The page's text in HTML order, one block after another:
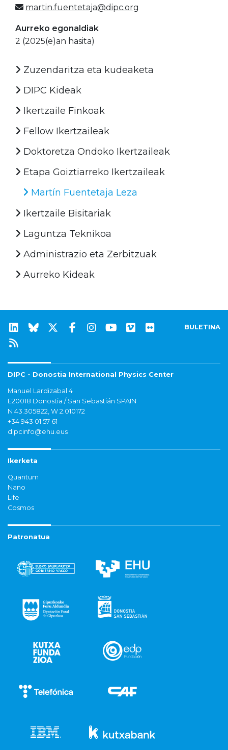
martin.fuentetaja@dipc.org
Aurreko egonaldiak
2 (2025(e)an hasita)
Zuzendaritza eta kudeaketa
DIPC Kideak
Ikertzaile Finkoak
Fellow Ikertzaileak
Doktoretza Ondoko Ikertzaileak
Etapa Goiztiarreko Ikertzaileak
Martín Fuentetaja Leza
Ikertzaile Bisitariak
Laguntza Teknikoa
Administrazio eta Zerbitzuak
Aurreko Kideak
BULETINA
DIPC - Donostia International Physics Center
Manuel Lardizabal 4
E20018 Donostia / San Sebastián SPAIN
N 43.305822, W 2.010172
+34 943 01 57 61
dipcinfo@ehu.eus
Ikerketa
Quantum
Nano
Life
Cosmos
Patronatua